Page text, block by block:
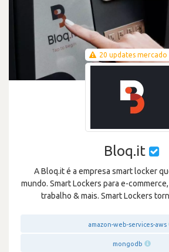
20 updates mercado
Bloq.it
A Bloq.it é a empresa smart locker
mundo. Smart Lockers para e-
trabalho & mais. Smart Lockers
amazon-web-services-aws
mongodb